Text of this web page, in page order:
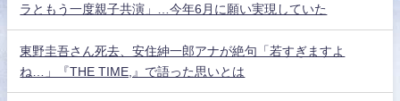
ラともう一度親子共演」…今年6月に願い実現していた
東野圭吾さん死去、安住紳一郎アナが絶句「若すぎますよ
ね…」『THE TIME,』で語った思いとは